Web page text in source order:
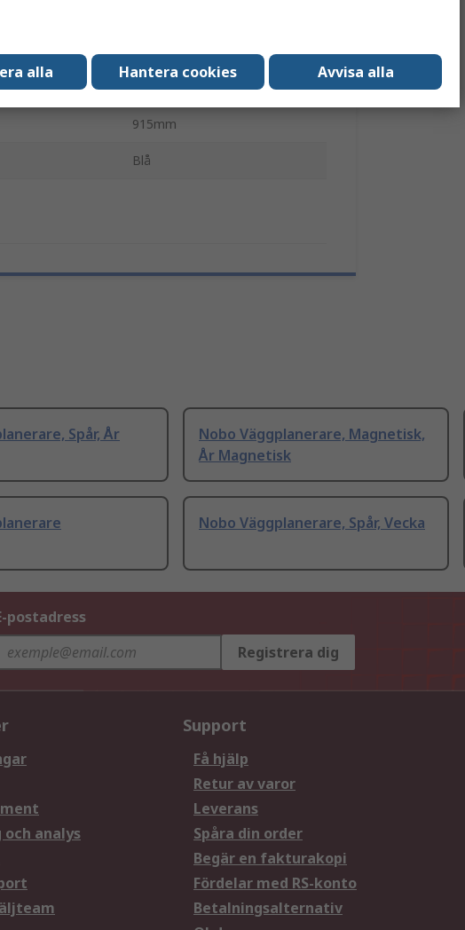
Nej
610mm
915mm
Blå
Spår, År
Nobo Väggplanerare, Magnetisk,
År Magnetisk
Nobo Väggplanerare, Spår, Vecka
postadress
Registrera dig
analys
Support
Få hjälp
Retur av varor
Leverans
Spåra din order
Begär en fakturakopi
Fördelar med RS-konto
Betalningsalternativ
alla Hantera cookies Avvisa alla